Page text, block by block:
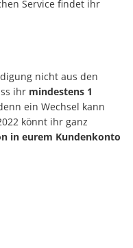
Service findet ihr
nicht aus den
ihr mindestens 1
ein Wechsel kann
könnt ihr ganz
in eurem Kundenkonto